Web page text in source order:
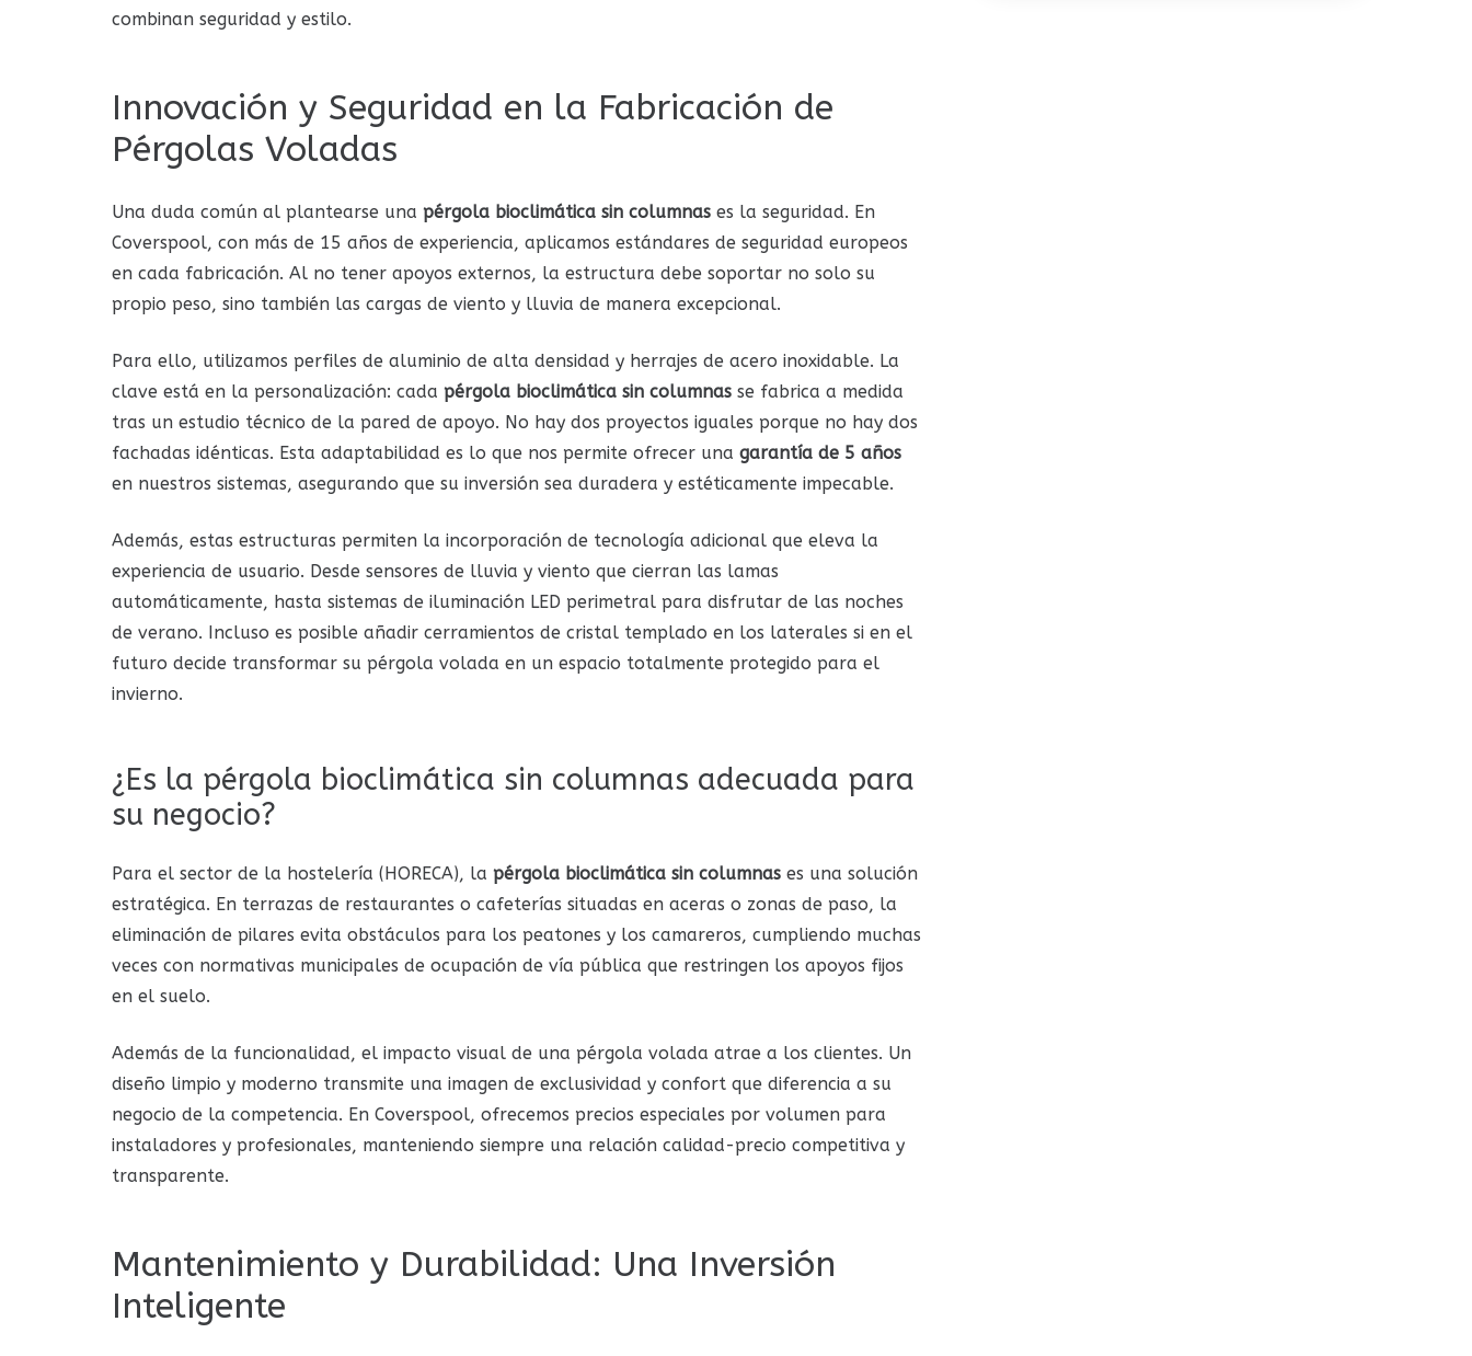
combinan seguridad y estilo.
Innovación y Seguridad en la Fabricación de
Pérgolas Voladas
Una duda común al plantearse una pérgola bioclimática sin columnas es la seguridad. En
Coverspool, con más de 15 años de experiencia, aplicamos estándares de seguridad europeos
en cada fabricación. Al no tener apoyos externos, la estructura debe soportar no solo su
propio peso, sino también las cargas de viento y lluvia de manera excepcional.
Para ello, utilizamos perfiles de aluminio de alta densidad y herrajes de acero inoxidable. La
clave está en la personalización: cada pérgola bioclimática sin columnas se fabrica a medida
tras un estudio técnico de la pared de apoyo. No hay dos proyectos iguales porque no hay dos
fachadas idénticas. Esta adaptabilidad es lo que nos permite ofrecer una garantía de 5 años
en nuestros sistemas, asegurando que su inversión sea duradera y estéticamente impecable.
Además, estas estructuras permiten la incorporación de tecnología adicional que eleva la
experiencia de usuario. Desde sensores de lluvia y viento que cierran las lamas
automáticamente, hasta sistemas de iluminación LED perimetral para disfrutar de las noches
de verano. Incluso es posible añadir cerramientos de cristal templado en los laterales si en el
futuro decide transformar su pérgola volada en un espacio totalmente protegido para el
invierno.
¿Es la pérgola bioclimática sin columnas adecuada para
su negocio?
Para el sector de la hostelería (HORECA), la pérgola bioclimática sin columnas es una solución
estratégica. En terrazas de restaurantes o cafeterías situadas en aceras o zonas de paso, la
eliminación de pilares evita obstáculos para los peatones y los camareros, cumpliendo muchas
veces con normativas municipales de ocupación de vía pública que restringen los apoyos fijos
en el suelo.
Además de la funcionalidad, el impacto visual de una pérgola volada atrae a los clientes. Un
diseño limpio y moderno transmite una imagen de exclusividad y confort que diferencia a su
negocio de la competencia. En Coverspool, ofrecemos precios especiales por volumen para
instaladores y profesionales, manteniendo siempre una relación calidad-precio competitiva y
transparente.
Mantenimiento y Durabilidad: Una Inversión
Inteligente